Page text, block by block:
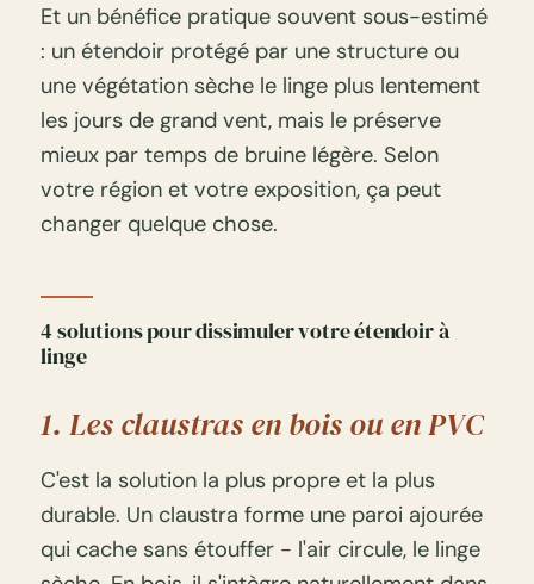
Et un bénéfice pratique souvent sous-estimé
: un étendoir protégé par une structure ou
une végétation sèche le linge plus lentement
les jours de grand vent, mais le préserve
mieux par temps de bruine légère. Selon
votre région et votre exposition, ça peut
changer quelque chose.
4 solutions pour dissimuler votre étendoir à
linge
1. Les claustras en bois ou en PVC
C'est la solution la plus propre et la plus
durable. Un claustra forme une paroi ajourée
qui cache sans étouffer - l'air circule, le linge